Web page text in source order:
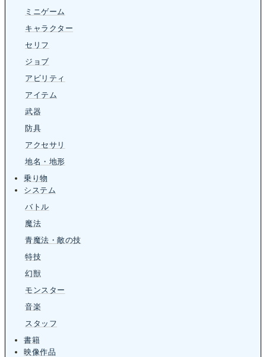
ミニゲーム
キャラクター
セリフ
ジョブ
アビリティ
アイテム
武器
防具
アクセサリ
地名・地形
乗り物
システム
バトル
魔法
青魔法・敵の技
特技
幻獣
モンスター
音楽
スタッフ
書籍
映像作品